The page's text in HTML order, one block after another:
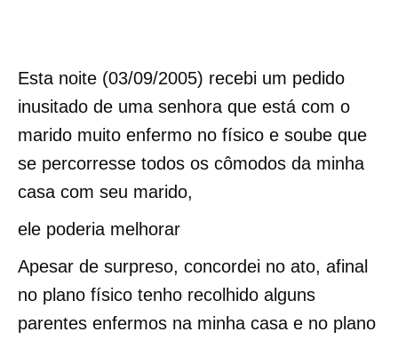
Esta noite (03/09/2005) recebi um pedido
inusitado de uma senhora que está com o
marido muito enfermo no físico e soube que
se percorresse todos os cômodos da minha
casa com seu marido,
ele poderia melhorar
Apesar de surpreso, concordei no ato, afinal
no plano físico tenho recolhido alguns
parentes enfermos na minha casa e no plano